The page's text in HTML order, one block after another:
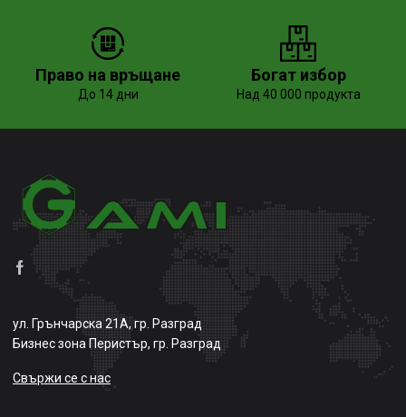
Право на връщане
До 14 дни
Богат избор
Над 40 000 продукта
ул. Грънчарска 21А, гр. Разград
Бизнес зона Перистър, гр. Разград
Свържи се с нас